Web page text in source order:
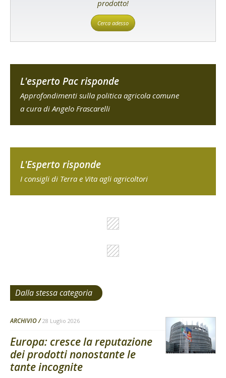
prodotto!
Cerca adesso
L'esperto Pac risponde
Approfondimenti sulla politica agricola comune
a cura di Angelo Frascarelli
L'Esperto risponde
I consigli di Terra e Vita agli agricoltori
Dalla stessa categoria
ARCHIVIO 28 Luglio 2026
Europa: cresce la reputazione
dei prodotti nonostante le
tante incognite